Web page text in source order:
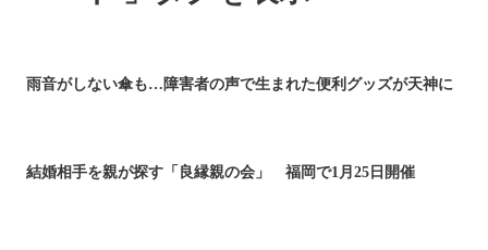
雨音がしない傘も…障害者の声で生まれた便利グッズが天神に
結婚相手を親が探す「良縁親の会」 福岡で1月25日開催